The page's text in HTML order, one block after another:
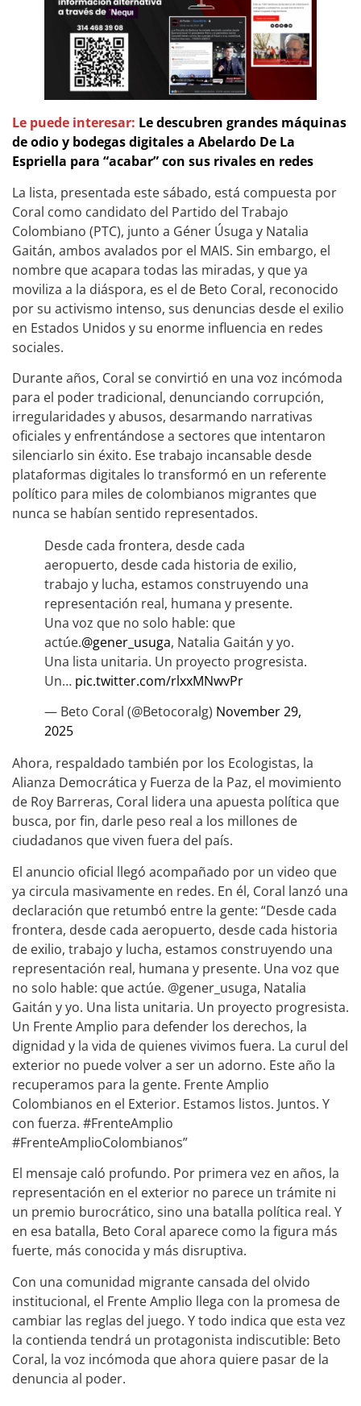
Le puede interesar: Le descubren grandes máquinas
de odio y bodegas digitales a Abelardo De La
Espriella para “acabar” con sus rivales en redes
La lista, presentada este sábado, está compuesta por
Coral como candidato del Partido del Trabajo
Colombiano (PTC), junto a Géner Úsuga y Natalia
Gaitán, ambos avalados por el MAIS. Sin embargo, el
nombre que acapara todas las miradas, y que ya
moviliza a la diáspora, es el de Beto Coral, reconocido
por su activismo intenso, sus denuncias desde el exilio
en Estados Unidos y su enorme influencia en redes
sociales.
Durante años, Coral se convirtió en una voz incómoda
para el poder tradicional, denunciando corrupción,
irregularidades y abusos, desarmando narrativas
oficiales y enfrentándose a sectores que intentaron
silenciarlo sin éxito. Ese trabajo incansable desde
plataformas digitales lo transformó en un referente
político para miles de colombianos migrantes que
nunca se habían sentido representados.
Desde cada frontera, desde cada
aeropuerto, desde cada historia de exilio,
trabajo y lucha, estamos construyendo una
representación real, humana y presente.
Una voz que no solo hable: que
actúe.@gener_usuga, Natalia Gaitán y yo.
Una lista unitaria. Un proyecto progresista.
Un… pic.twitter.com/rlxxMNwvPr
— Beto Coral (@Betocoralg) November 29,
2025
Ahora, respaldado también por los Ecologistas, la
Alianza Democrática y Fuerza de la Paz, el movimiento
de Roy Barreras, Coral lidera una apuesta política que
busca, por fin, darle peso real a los millones de
ciudadanos que viven fuera del país.
El anuncio oficial llegó acompañado por un video que
ya circula masivamente en redes. En él, Coral lanzó una
declaración que retumbó entre la gente: “Desde cada
frontera, desde cada aeropuerto, desde cada historia
de exilio, trabajo y lucha, estamos construyendo una
representación real, humana y presente. Una voz que
no solo hable: que actúe. @gener_usuga, Natalia
Gaitán y yo. Una lista unitaria. Un proyecto progresista.
Un Frente Amplio para defender los derechos, la
dignidad y la vida de quienes vivimos fuera. La curul del
exterior no puede volver a ser un adorno. Este año la
recuperamos para la gente. Frente Amplio
Colombianos en el Exterior. Estamos listos. Juntos. Y
con fuerza. #FrenteAmplio
#FrenteAmplioColombianos”
El mensaje caló profundo. Por primera vez en años, la
representación en el exterior no parece un trámite ni
un premio burocrático, sino una batalla política real. Y
en esa batalla, Beto Coral aparece como la figura más
fuerte, más conocida y más disruptiva.
Con una comunidad migrante cansada del olvido
institucional, el Frente Amplio llega con la promesa de
cambiar las reglas del juego. Y todo indica que esta vez
la contienda tendrá un protagonista indiscutible: Beto
Coral, la voz incómoda que ahora quiere pasar de la
denuncia al poder.